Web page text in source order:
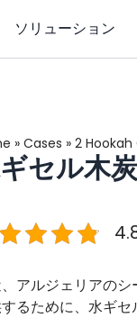
ソリューション
» Cases » 2
セル木
アルジェリアの
るために、水ギセ